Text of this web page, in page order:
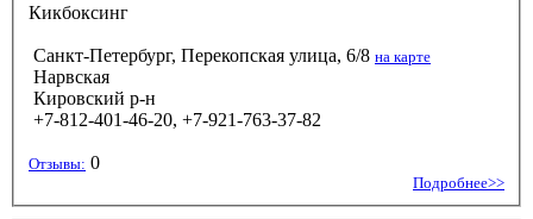
Кикбоксинг
Санкт-Петербург, Перекопская улица, 6/8 на карте
Нарвская
Кировский р-н
+7-812-401-46-20, +7-921-763-37-82
Отзывы: 0
Подробнее>>